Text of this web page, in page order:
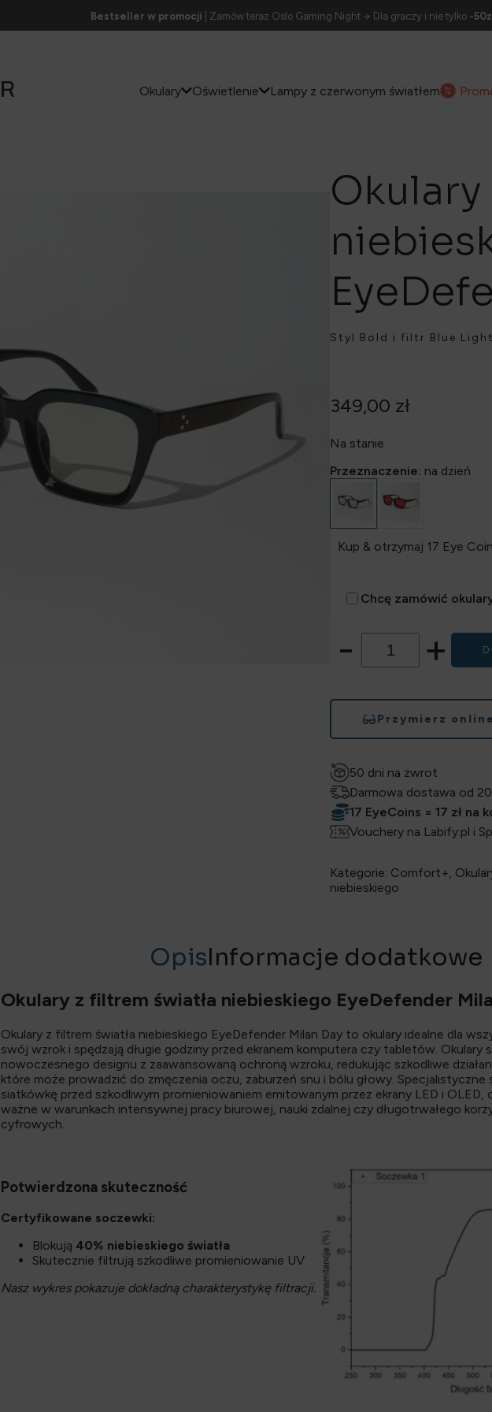
Bestseller w promocji | Zamów teraz Oslo Gaming Night → Dla graczy i nie tylko -
Okulary Oświetlenie Lampy z czerwonym światłem
Styl Bold i filtr Blue
349,00 zł
Na stanie
Przeznaczenie: na dzień
Kup & otrzymaj 17 Eye
Chcę zamówić
- +
Przymierz
50 dni na zwrot
Darmowa dostawa od
17 EyeCoins = 17 zł na
Vouchery na Labify.pl i
Kategorie: Comfort+,
niebieskiego
OpisInformacje dodatkowe
Okulary z filtrem światła niebieskiego EyeDefender
Okulary z filtrem światła niebieskiego EyeDefender Milan Day to okulary idealne dla
swój wzrok i spędzają długie godziny przed ekranem komputera czy tabletów. Okulary
nowoczesnego designu z zaawansowaną ochroną wzroku, redukując szkodliwe
które może prowadzić do zmęczenia oczu, zaburzeń snu i bólu głowy. Specjalistyczne
siatkówkę przed szkodliwym promieniowaniem emitowanym przez ekrany LED i
ważne w warunkach intensywnej pracy biurowej, nauki zdalnej czy długotrwałego
cyfrowych.
Potwierdzona skuteczność
Certyfikowane soczewki:
Blokują 40% niebieskiego światła
Skutecznie filtrują szkodliwe promieniowanie UV
Nasz wykres pokazuje dokładną charakterystykę filtracji.